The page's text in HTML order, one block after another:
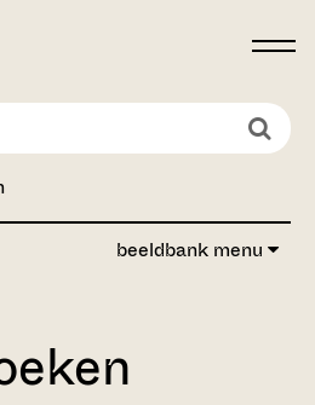
beeldbank menu